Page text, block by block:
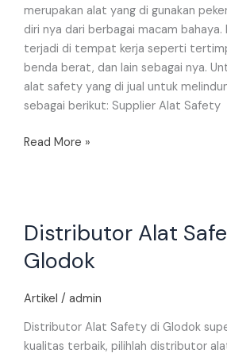
merupakan alat yang di gunakan
diri nya dari berbagai macam bahaya.
terjadi di tempat kerja seperti
benda berat, dan lain sebagai nya.
alat safety yang di jual untuk
sebagai berikut: Supplier Alat Safety
Read More »
Distributor Alat
Glodok
Artikel / admin
Distributor Alat Safety di Glodok
kualitas terbaik, pilihlah distributor
Alat
di